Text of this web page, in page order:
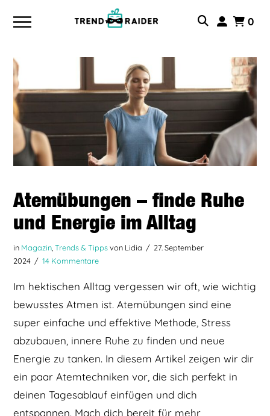
0
Atemübungen – finde Ruhe
und Energie im Alltag
in Magazin ,Trends & Tippsvon Lidia
27. September
2024
14 Kommentare
Im hektischen Alltag vergessen wir oft, wie wichtig
bewusstes Atmen ist. Atemübungen sind eine
super einfache und effektive Methode, Stress
abzubauen, innere Ruhe zu finden und neue
Energie zu tanken. In diesem Artikel zeigen wir dir
ein paar Atemtechniken vor, die sich perfekt in
deinen Tagesablauf einfügen und dich
entspannen. Mach dich bereit für mehr